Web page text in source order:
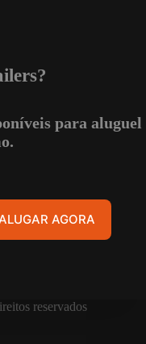
para aluguel
AGORA
reservados